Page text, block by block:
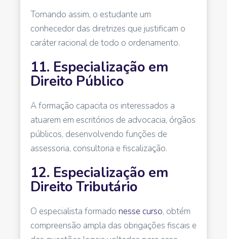
Tornando assim, o estudante um
conhecedor das diretrizes que justificam o
caráter racional de todo o ordenamento.
11. Especialização em
Direito Público
A formação capacita os interessados a
atuarem em escritórios de advocacia, órgãos
públicos, desenvolvendo funções de
assessoria, consultoria e fiscalização.
12. Especialização em
Direito Tributário
O especialista formado nesse curso, obtém
compreensão ampla das obrigações fiscais e